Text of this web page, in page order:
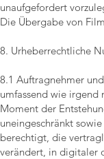
unaufgefordert
Die Übergabe von
8. Urheberrechtliche
8.1 Auftragnehmer
umfassend wie irgend
Moment der
uneingeschränkt
berechtigt, die
verändert, in digitaler